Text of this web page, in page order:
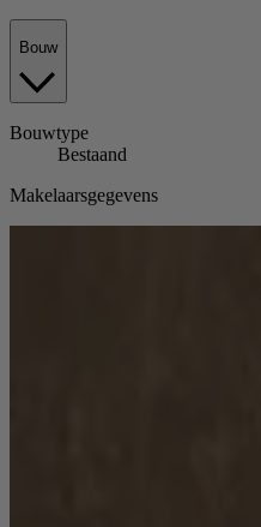
Bouw
Bouwtype
Bestaand
Makelaarsgegevens